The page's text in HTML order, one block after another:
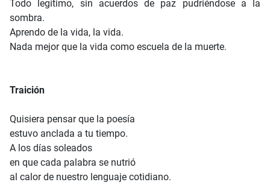
Todo legítimo, sin acuerdos de paz pudriéndose a la
sombra.
Aprendo de la vida, la vida.
Nada mejor que la vida como escuela de la muerte.
Traición
Quisiera pensar que la poesía
estuvo anclada a tu tiempo.
A los días soleados
en que cada palabra se nutrió
al calor de nuestro lenguaje cotidiano.